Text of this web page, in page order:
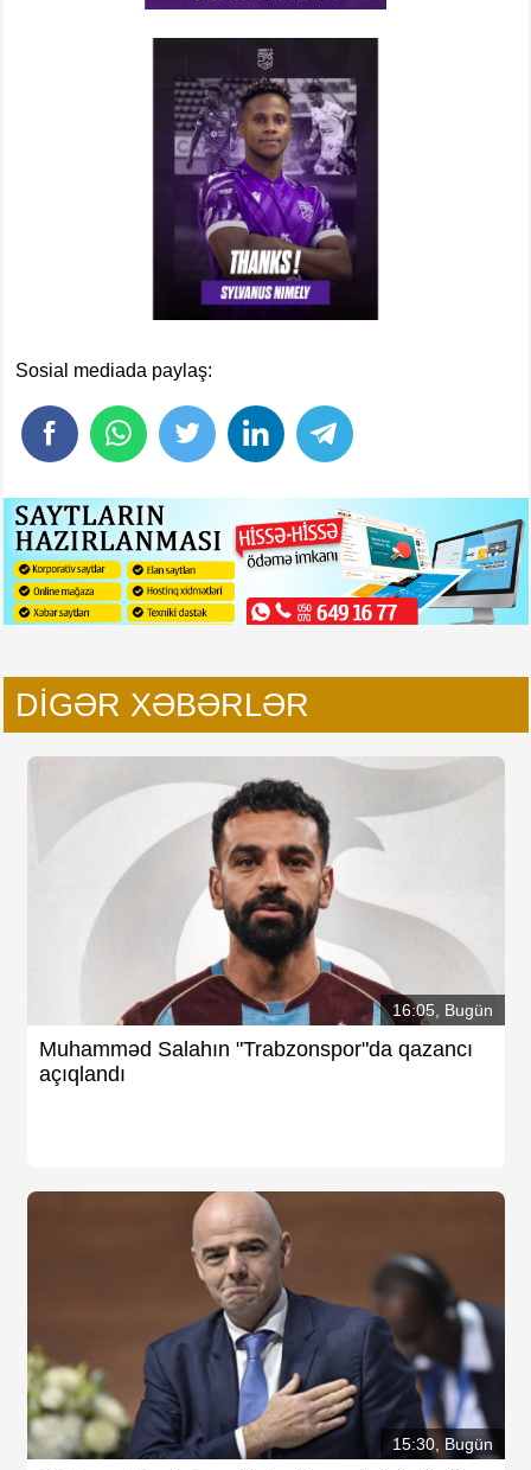
Sosial mediada paylaş:
DIGƏR XƏBƏRLƏR
16:05, Bugün
Muhamməd Salahın "Trabzonspor"da qazancı
açıqlandı
15:30, Bugün